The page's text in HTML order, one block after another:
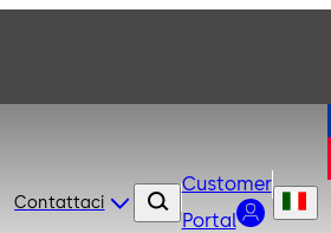
Contattaci
Customer
Portal